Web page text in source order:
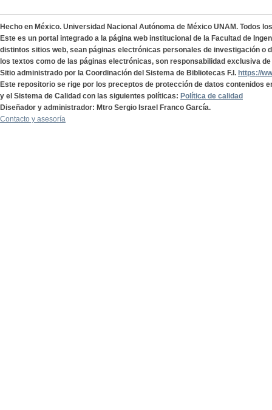
Hecho en México. Universidad Nacional Autónoma de México UNAM. Todos
Este es un portal integrado a la página web institucional de la Facultad de
distintos sitios web, sean páginas electrónicas personales de investigación o
los textos como de las páginas electrónicas, son responsabilidad exclusiva
Sitio administrado por la Coordinación del Sistema de Bibliotecas F.I. https://
Este repositorio se rige por los preceptos de protección de datos contenidos
y el Sistema de Calidad con las siguientes políticas: Política de calidad
Diseñador y administrador: Mtro Sergio Israel Franco García.
Contacto y asesoría